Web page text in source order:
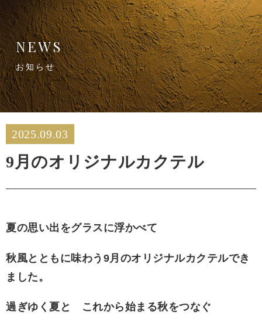
NEWS
お知らせ
2025.09.03
9月のオリジナルカクテル
夏の思い出をグラスに浮かべて
秋風とともに味わう9月のオリジナルカクテルでき
ました。
過ぎゆく夏と これから始まる秋をつなぐ